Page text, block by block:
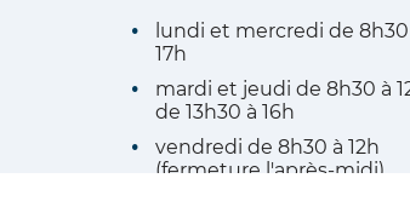
lundi et mercredi de 8h30
17h
mardi et jeudi de 8h30 à
de 13h30 à 16h
vendredi de 8h30 à 12h
(fermeture l'après-midi)